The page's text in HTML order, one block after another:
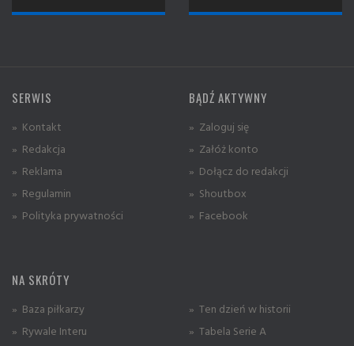
SERWIS
» Kontakt
» Redakcja
» Reklama
» Regulamin
» Polityka prywatności
BĄDŹ AKTYWNY
» Zaloguj się
» Załóż konto
» Dołącz do redakcji
» Shoutbox
» Facebook
NA SKRÓTY
» Baza piłkarzy
» Rywale Interu
» Ten dzień w historii
» Tabela Serie A